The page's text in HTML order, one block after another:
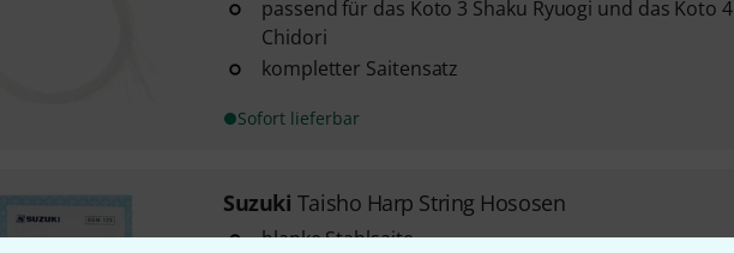
passend für das Koto 3 Shaku Ryuogi und das Koto 4
Chidori
kompletter Saitensatz
Sofort lieferbar
Suzuki Taisho Harp String Hososen
blanke Stahlsaite